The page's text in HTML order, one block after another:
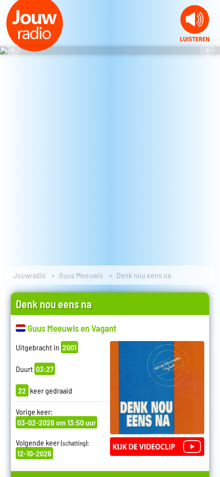
Jouwradio Guus Meeuwis Denk nou eens na
Denk nou eens na
Guus Meeuwis en Vagant
Uitgebracht in 2001
Duurt 03:27
22 keer gedraaid
Vorige keer:
03-02-2026 om 13:50 uur
Volgende keer(schatting):
12-10-2026